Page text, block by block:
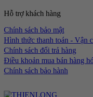
Hỗ trợ khách hàng
Chính sách bảo mật
Hình thức thanh toán - Vận
Chính sách đổi trả hàng
Điều khoản mua bán hàng
Chính sách bảo hành